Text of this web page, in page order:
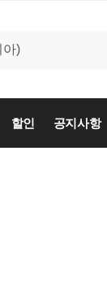
할인 공지사항